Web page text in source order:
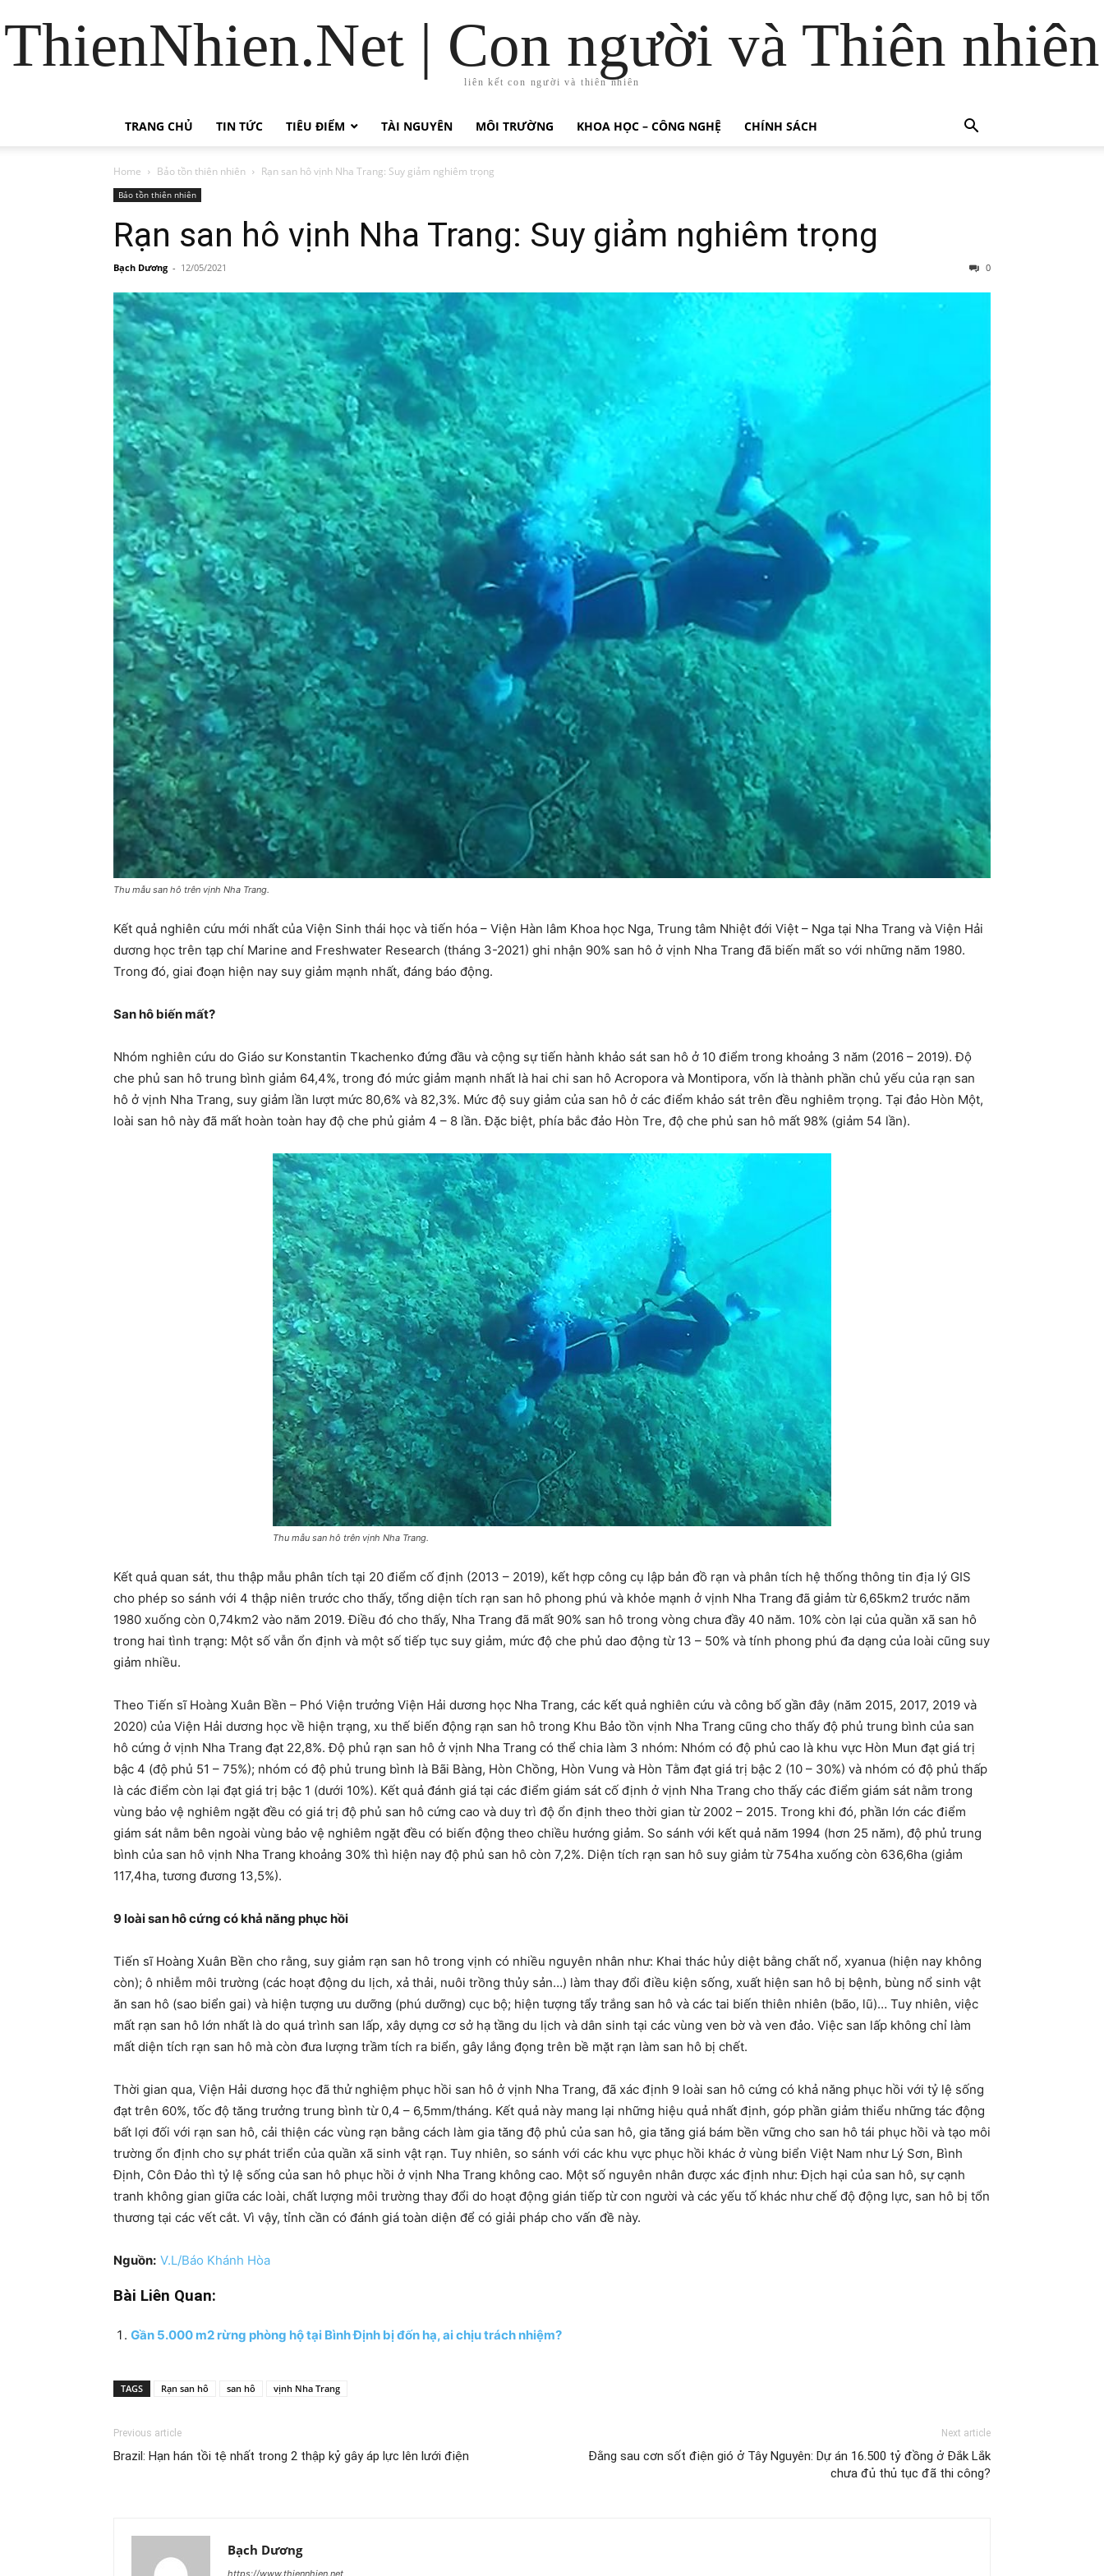
ThienNhien.Net | Con người và Thiên nhiên
liên kết con người và thiên nhiên
TRANG CHỦ TIN TỨC TIÊU ĐIỂM TÀI NGUYÊN MÔI TRƯỜNG KHOA HỌC – CÔNG NGHỆ CHÍNH SÁCH
Home Bảo tồn thiên nhiên Rạn san hô vịnh Nha Trang: Suy giảm nghiêm trọng
Bảo tồn thiên nhiên
Rạn san hô vịnh Nha Trang: Suy giảm nghiêm trọng
Bạch Dương - 12/05/2021 0
Thu mẫu san hô trên vịnh Nha Trang.
Kết quả nghiên cứu mới nhất của Viện Sinh thái học và tiến hóa – Viện Hàn lâm Khoa học Nga, Trung tâm Nhiệt đới Việt – Nga tại Nha Trang và Viện Hải
dương học trên tạp chí Marine and Freshwater Research (tháng 3-2021) ghi nhận 90% san hô ở vịnh Nha Trang đã biến mất so với những năm 1980.
Trong đó, giai đoạn hiện nay suy giảm mạnh nhất, đáng báo động.
San hô biến mất?
Nhóm nghiên cứu do Giáo sư Konstantin Tkachenko đứng đầu và cộng sự tiến hành khảo sát san hô ở 10 điểm trong khoảng 3 năm (2016 – 2019). Độ
che phủ san hô trung bình giảm 64,4%, trong đó mức giảm mạnh nhất là hai chi san hô Acropora và Montipora, vốn là thành phần chủ yếu của rạn san
hô ở vịnh Nha Trang, suy giảm lần lượt mức 80,6% và 82,3%. Mức độ suy giảm của san hô ở các điểm khảo sát trên đều nghiêm trọng. Tại đảo Hòn Một,
loài san hô này đã mất hoàn toàn hay độ che phủ giảm 4 – 8 lần. Đặc biệt, phía bắc đảo Hòn Tre, độ che phủ san hô mất 98% (giảm 54 lần).
Thu mẫu san hô trên vịnh Nha Trang.
Kết quả quan sát, thu thập mẫu phân tích tại 20 điểm cố định (2013 – 2019), kết hợp công cụ lập bản đồ rạn và phân tích hệ thống thông tin địa lý GIS
cho phép so sánh với 4 thập niên trước cho thấy, tổng diện tích rạn san hô phong phú và khỏe mạnh ở vịnh Nha Trang đã giảm từ 6,65km2 trước năm
1980 xuống còn 0,74km2 vào năm 2019. Điều đó cho thấy, Nha Trang đã mất 90% san hô trong vòng chưa đầy 40 năm. 10% còn lại của quần xã san hô
trong hai tình trạng: Một số vẫn ổn định và một số tiếp tục suy giảm, mức độ che phủ dao động từ 13 – 50% và tính phong phú đa dạng của loài cũng suy
giảm nhiều.
Theo Tiến sĩ Hoàng Xuân Bền – Phó Viện trưởng Viện Hải dương học Nha Trang, các kết quả nghiên cứu và công bố gần đây (năm 2015, 2017, 2019 và
2020) của Viện Hải dương học về hiện trạng, xu thế biến động rạn san hô trong Khu Bảo tồn vịnh Nha Trang cũng cho thấy độ phủ trung bình của san
hô cứng ở vịnh Nha Trang đạt 22,8%. Độ phủ rạn san hô ở vịnh Nha Trang có thể chia làm 3 nhóm: Nhóm có độ phủ cao là khu vực Hòn Mun đạt giá trị
bậc 4 (độ phủ 51 – 75%); nhóm có độ phủ trung bình là Bãi Bàng, Hòn Chồng, Hòn Vung và Hòn Tằm đạt giá trị bậc 2 (10 – 30%) và nhóm có độ phủ thấp
là các điểm còn lại đạt giá trị bậc 1 (dưới 10%). Kết quả đánh giá tại các điểm giám sát cố định ở vịnh Nha Trang cho thấy các điểm giám sát nằm trong
vùng bảo vệ nghiêm ngặt đều có giá trị độ phủ san hô cứng cao và duy trì độ ổn định theo thời gian từ 2002 – 2015. Trong khi đó, phần lớn các điểm
giám sát nằm bên ngoài vùng bảo vệ nghiêm ngặt đều có biến động theo chiều hướng giảm. So sánh với kết quả năm 1994 (hơn 25 năm), độ phủ trung
bình của san hô vịnh Nha Trang khoảng 30% thì hiện nay độ phủ san hô còn 7,2%. Diện tích rạn san hô suy giảm từ 754ha xuống còn 636,6ha (giảm
117,4ha, tương đương 13,5%).
9 loài san hô cứng có khả năng phục hồi
Tiến sĩ Hoàng Xuân Bền cho rằng, suy giảm rạn san hô trong vịnh có nhiều nguyên nhân như: Khai thác hủy diệt bằng chất nổ, xyanua (hiện nay không
còn); ô nhiễm môi trường (các hoạt động du lịch, xả thải, nuôi trồng thủy sản…) làm thay đổi điều kiện sống, xuất hiện san hô bị bệnh, bùng nổ sinh vật
ăn san hô (sao biển gai) và hiện tượng ưu dưỡng (phú dưỡng) cục bộ; hiện tượng tẩy trắng san hô và các tai biến thiên nhiên (bão, lũ)… Tuy nhiên, việc
mất rạn san hô lớn nhất là do quá trình san lấp, xây dựng cơ sở hạ tầng du lịch và dân sinh tại các vùng ven bờ và ven đảo. Việc san lấp không chỉ làm
mất diện tích rạn san hô mà còn đưa lượng trầm tích ra biển, gây lắng đọng trên bề mặt rạn làm san hô bị chết.
Thời gian qua, Viện Hải dương học đã thử nghiệm phục hồi san hô ở vịnh Nha Trang, đã xác định 9 loài san hô cứng có khả năng phục hồi với tỷ lệ sống
đạt trên 60%, tốc độ tăng trưởng trung bình từ 0,4 – 6,5mm/tháng. Kết quả này mang lại những hiệu quả nhất định, góp phần giảm thiểu những tác động
bất lợi đối với rạn san hô, cải thiện các vùng rạn bằng cách làm gia tăng độ phủ của san hô, gia tăng giá bám bền vững cho san hô tái phục hồi và tạo môi
trường ổn định cho sự phát triển của quần xã sinh vật rạn. Tuy nhiên, so sánh với các khu vực phục hồi khác ở vùng biển Việt Nam như Lý Sơn, Bình
Định, Côn Đảo thì tỷ lệ sống của san hô phục hồi ở vịnh Nha Trang không cao. Một số nguyên nhân được xác định như: Địch hại của san hô, sự cạnh
tranh không gian giữa các loài, chất lượng môi trường thay đổi do hoạt động gián tiếp từ con người và các yếu tố khác như chế độ động lực, san hô bị tổn
thương tại các vết cắt. Vì vậy, tỉnh cần có đánh giá toàn diện để có giải pháp cho vấn đề này.
Nguồn: V.L/Báo Khánh Hòa
Bài Liên Quan:
Gần 5.000 m2 rừng phòng hộ tại Bình Định bị đốn hạ, ai chịu trách nhiệm?
TAGS Rạn san hô san hô vịnh Nha Trang
Previous article
Brazil: Hạn hán tồi tệ nhất trong 2 thập kỷ gây áp lực lên lưới điện
Next article
Đằng sau cơn sốt điện gió ở Tây Nguyên: Dự án 16.500 tỷ đồng ở Đắk Lắk
chưa đủ thủ tục đã thi công?
Bạch Dương
https://www.thiennhien.net